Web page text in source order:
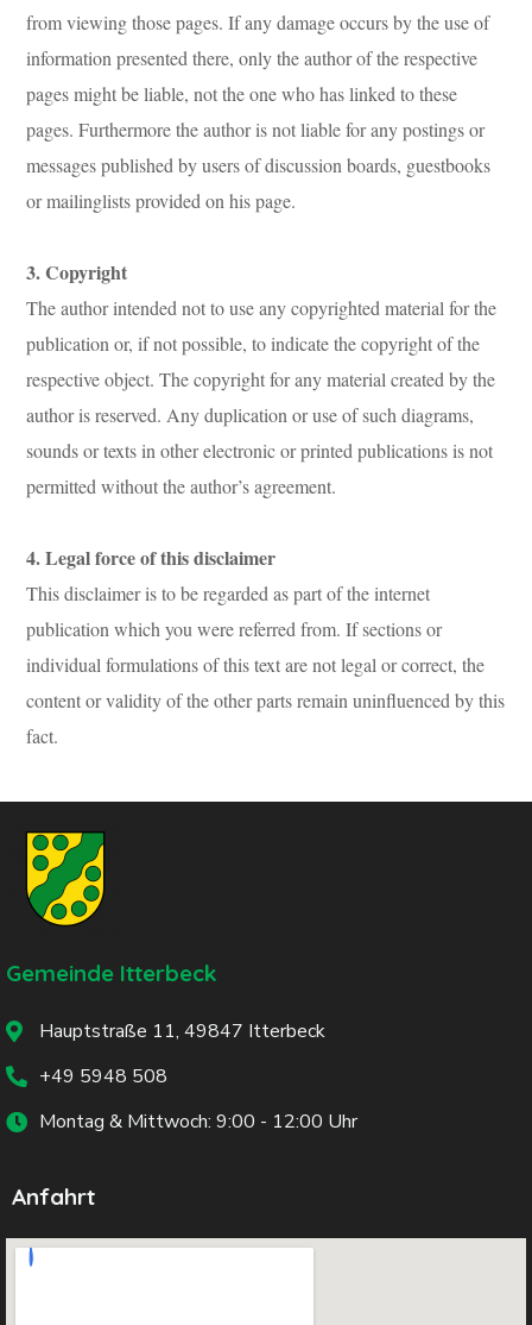
from viewing those pages. If any damage occurs by the use of
information presented there, only the author of the respective
pages might be liable, not the one who has linked to these
pages. Furthermore the author is not liable for any postings or
messages published by users of discussion boards, guestbooks
or mailinglists provided on his page.
3. Copyright
The author intended not to use any copyrighted material for the
publication or, if not possible, to indicate the copyright of the
respective object. The copyright for any material created by the
author is reserved. Any duplication or use of such diagrams,
sounds or texts in other electronic or printed publications is not
permitted without the author’s agreement.
4. Legal force of this disclaimer
This disclaimer is to be regarded as part of the internet
publication which you were referred from. If sections or
individual formulations of this text are not legal or correct, the
content or validity of the other parts remain uninfluenced by this
fact.
Gemeinde Itterbeck
Hauptstraße 11, 49847 Itterbeck
+49 5948 508
Montag & Mittwoch: 9:00 - 12:00 Uhr
Anfahrt